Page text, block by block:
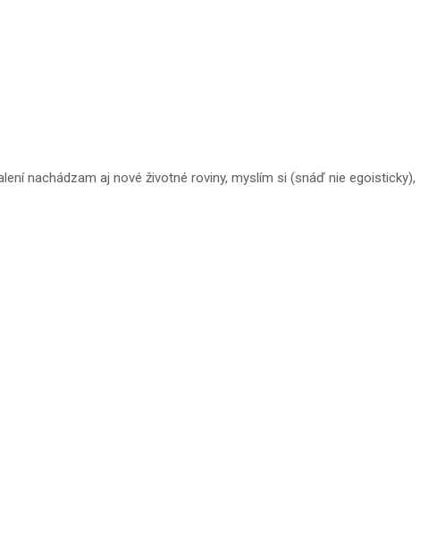
nachádzam aj nové životné roviny, myslím si (snáď nie egoisticky),